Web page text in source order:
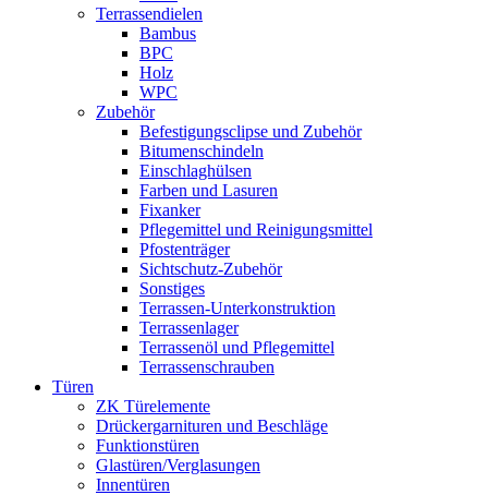
Terrassendielen
Bambus
BPC
Holz
WPC
Zubehör
Befestigungsclipse und Zubehör
Bitumenschindeln
Einschlaghülsen
Farben und Lasuren
Fixanker
Pflegemittel und Reinigungsmittel
Pfostenträger
Sichtschutz-Zubehör
Sonstiges
Terrassen-Unterkonstruktion
Terrassenlager
Terrassenöl und Pflegemittel
Terrassenschrauben
Türen
ZK Türelemente
Drückergarnituren und Beschläge
Funktionstüren
Glastüren/Verglasungen
Innentüren